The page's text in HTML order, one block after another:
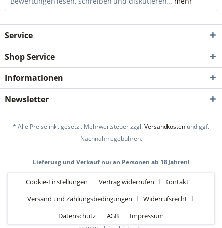
Service
Shop Service
Informationen
Newsletter
* Alle Preise inkl. gesetzl. Mehrwertsteuer zzgl.Versandkosten und ggf.
Nachnahmegebühren.
Lieferung und Verkauf nur an Personen ab 18 Jahren!
Cookie-Einstellungen Vertrag widerrufen
Kontakt
Versand und Zahlungsbedingungen
Widerrufsrecht
Datenschutz
AGB
Impressum